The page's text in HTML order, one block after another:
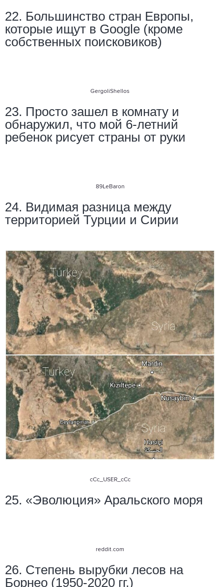
22. Большинство стран Европы,
которые ищут в Google (кроме
собственных поисковиков)
GergoliShellos
23. Просто зашел в комнату и
обнаружил, что мой 6-летний
ребенок рисует страны от руки
89LeBaron
24. Видимая разница между
территорией Турции и Сирии
cCc_USER_cCc
25. «Эволюция» Аральского моря
reddit.com
26. Степень вырубки лесов на
Борнео (1950-2020 гг.)